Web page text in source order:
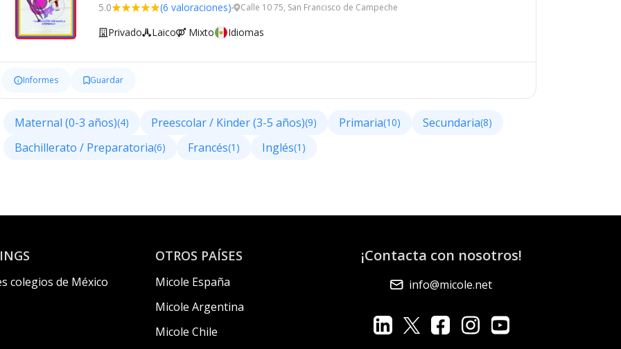
5.0 (6 valoraciones) Calle 10 75, San Francisco de Campeche
Privado Laico Mixto Idiomas
Informes Guardar
Maternal (0-3 años)(4) Preescolar / Kinder (3-5 años)(9) Primaria(10) Secundaria(8)
Bachillerato / Preparatoria(6) Francés(1) Inglés(1)
colegios de México
OTROS PAÍSES
Micole España
Micole Argentina
Micole Chile
¡Contacta con nosotros!
info@micole.net